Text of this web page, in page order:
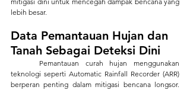
lebih besar.
Data Pemantauan Hujan dan
Tanah Sebagai Deteksi Dini
teknologi seperti Automatic Rainfall Recorder (ARR)
berperan penting dalam mitigasi bencana longsor.